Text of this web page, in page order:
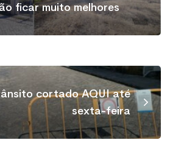
ficar muito melhores
cortado AQUI até
sexta-feira